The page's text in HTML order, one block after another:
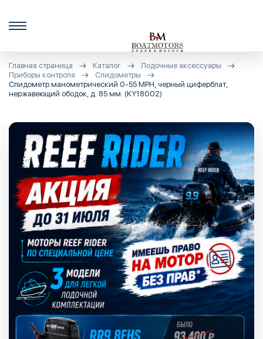
Главная страница Каталог
Лодочные аксессуары
Приборы контроля
Спидометры
Спидометр манометрический 0-55 MPH, черный циферблат,
нержавеющий ободок, д. 85 мм. (KY18002)